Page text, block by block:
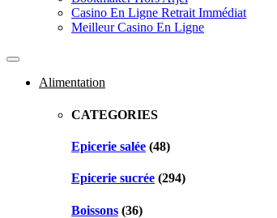
Casino En Ligne Retrait Immédiat
Meilleur Casino En Ligne
Toggle
navigationAlimentation
CATEGORIES
Epicerie salée (48)
Epicerie sucrée (294)
Boissons (36)